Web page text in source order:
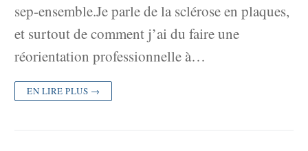
sep-ensemble.Je parle de la sclérose en plaques,
et surtout de comment j’ai du faire une
réorientation professionnelle à…
EN LIRE PLUS →